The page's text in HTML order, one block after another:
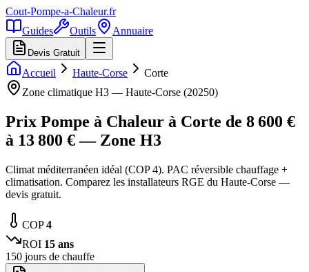
Cout-Pompe-a-Chaleur.fr
Guides
Outils Annuaire
Devis Gratuit
Accueil Haute-Corse
Corte
Zone climatique H3 — Haute-Corse (20250)
Prix Pompe à Chaleur à Corte de 8 600 €
à 13 800 € — Zone H3
Climat méditerranéen idéal (COP 4). PAC réversible chauffage +
climatisation. Comparez les installateurs RGE du Haute-Corse —
devis gratuit.
COP4
ROI 15 ans
150 jours de chauffe